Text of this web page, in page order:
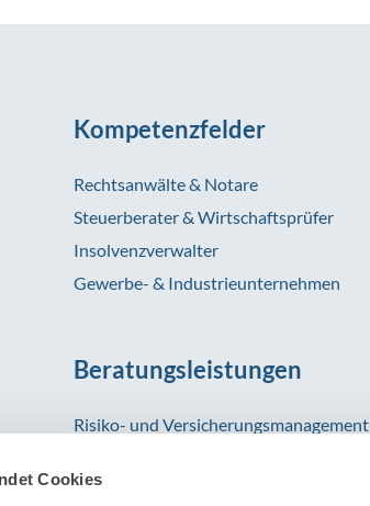
Cookies
Kompetenzfelder
Rechtsanwälte & Notare
Steuerberater & Wirtschaftsprüfer
Insolvenzverwalter
Gewerbe- & Industrieunternehmen
Beratungsleistungen
Risiko- und Versicherungsmanagement
Informationsmanagement